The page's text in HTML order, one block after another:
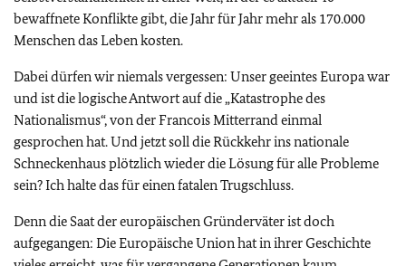
bewaffnete Konflikte gibt, die Jahr für Jahr mehr als 170.000
Menschen das Leben kosten.
Dabei dürfen wir niemals vergessen: Unser geeintes Europa war
und ist die logische Antwort auf die „Katastrophe des
Nationalismus“, von der Francois Mitterrand einmal
gesprochen hat. Und jetzt soll die Rückkehr ins nationale
Schneckenhaus plötzlich wieder die Lösung für alle Probleme
sein? Ich halte das für einen fatalen Trugschluss.
Denn die Saat der europäischen Gründerväter ist doch
aufgegangen: Die Europäische Union hat in ihrer Geschichte